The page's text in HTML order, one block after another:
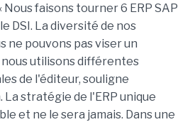
Nous faisons tourner 6 ERP SAP
DSI. La diversité de nos
ne pouvons pas viser un
nous utilisons différentes
de l'éditeur, souligne
La stratégie de l'ERP unique
et ne le sera jamais. Dans une